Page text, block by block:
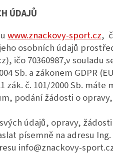
ÚDAJŮ
www.znackovy-sport.cz,
osobních údajů
ičo 70360987,v souladu
Sb. a zákonem GDPR
zák. č. 101/2000 Sb.
podání žádosti o
údajů, opravy,
písemně na adresu
info@znackovy-